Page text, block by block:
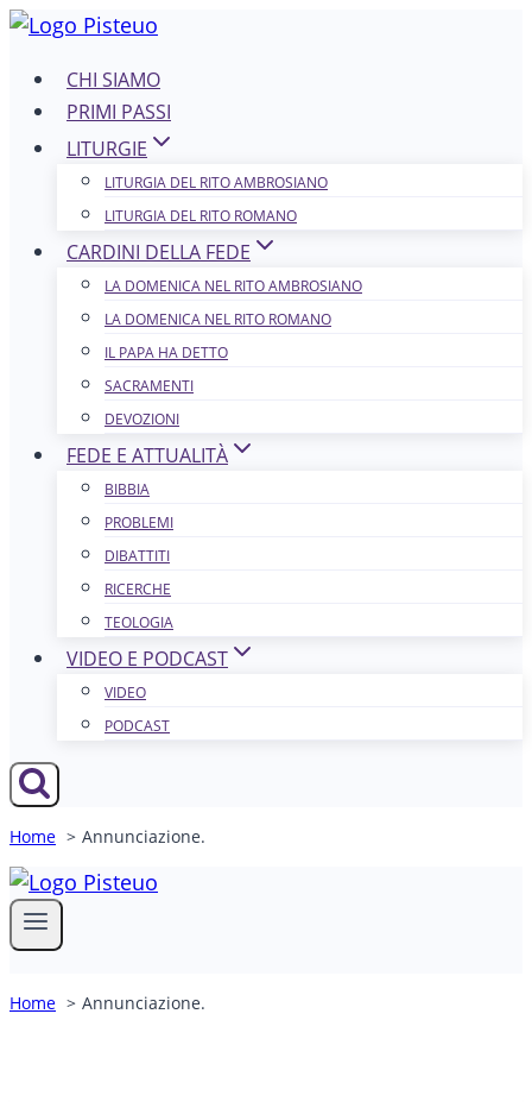
Salta
contenutoCHI SIAMO
PRIMI PASSI
LITURGIE
LITURGIA DEL RITO AMBROSIANO
LITURGIA DEL RITO ROMANO
CARDINI DELLA FEDE
LA DOMENICA NEL R​​​​​​ITO AMBROSIANO
LA DOMENICA NEL RITO ROMANO
IL PAPA HA DETTO
SACRAMENTI
DEVOZIONI
FEDE E ATTUALITÀ
BIBBIA
PROBLEMI
DIBATTITI
RICERCHE
TEOLOGIA
VIDEO E PODCAST
VIDEO
PODCAST
Home Annunciazione.
Home Annunciazione.